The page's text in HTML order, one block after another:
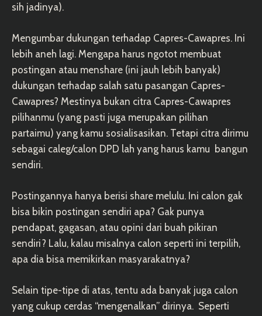
sih jadinya).
Mengumbar dukungan terhadap Capres-Cawapres. Ini
lebih aneh lagi. Mengapa harus ngotot membuat
postingan atau menshare (ini jauh lebih banyak)
dukungan terhadap salah satu pasangan Capres-
Cawapres? Mestinya bukan citra Capres-Cawapres
pilihanmu (yang pasti juga merupakan pilihan
partaimu) yang kamu sosialisasikan. Tetapi citra dirimu
sebagai caleg/calon DPD lah yang harus kamu bangun
sendiri.
Postingannya hanya berisi share melulu. Ini calon gak
bisa bikin postingan sendiri apa? Gak punya
pendapat, gagasan, atau opini dari buah pikiran
sendiri? Lalu, kalau misalnya calon seperti ini terpilih,
apa dia bisa memikirkan masyarakatnya?
Selain tipe-tipe di atas, tentu ada banyak juga calon
yang cukup cerdas “mengenalkan” dirinya. Seperti